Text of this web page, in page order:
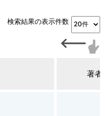
検索結果の表示件数
著者